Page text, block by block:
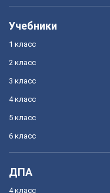
Учебники
1 класс
2 класс
3 класс
4 класс
5 класс
6 класс
ДПА
4 класс